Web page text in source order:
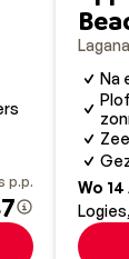
p.p.
Na
Wo 14
Logies